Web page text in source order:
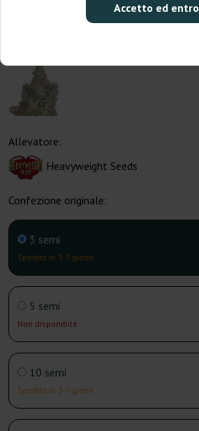
Accetto ed entro
Allevatore:
Heavyweight Seeds
Confezione originale:
3 semi
Spedito in 3-7 giorni
5 semi
Non disponibile
10 semi
Spedito in 3-7 giorni